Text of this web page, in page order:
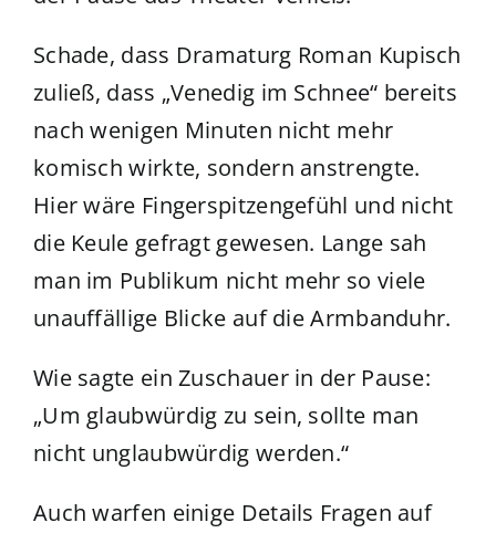
Schade, dass Dramaturg Roman Kupisch
zuließ, dass „Venedig im Schnee“ bereits
nach wenigen Minuten nicht mehr
komisch wirkte, sondern anstrengte.
Hier wäre Fingerspitzengefühl und nicht
die Keule gefragt gewesen. Lange sah
man im Publikum nicht mehr so viele
unauffällige Blicke auf die Armbanduhr.
Wie sagte ein Zuschauer in der Pause:
„Um glaubwürdig zu sein, sollte man
nicht unglaubwürdig werden.“
Auch warfen einige Details Fragen auf